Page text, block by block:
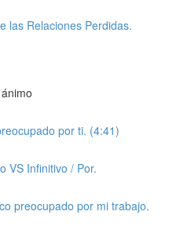
las Relaciones Perdidas.
por ti. (4:41)
VS Infinitivo / Por.
preocupado por mi trabajo.